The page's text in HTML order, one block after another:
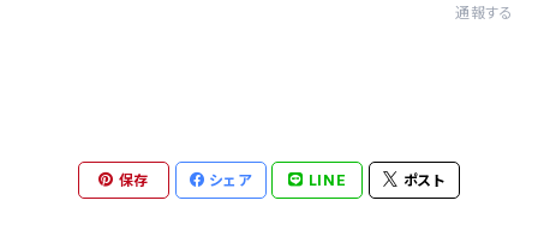
通報する
保存 シェア LINE ポスト